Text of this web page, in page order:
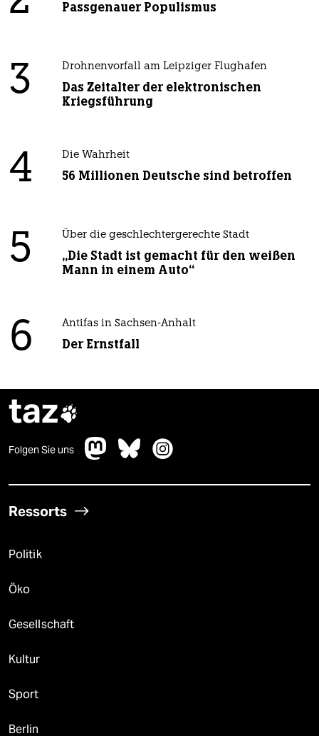
Passgenauer Populismus
3 Drohnenvorfall am Leipziger Flughafen
Das Zeitalter der elektronischen
Kriegsführung
4 Die Wahrheit
56 Millionen Deutsche sind betroffen
5 Über die geschlechtergerechte Stadt
„Die Stadt ist gemacht für den weißen
Mann in einem Auto“
6 Antifas in Sachsen-Anhalt
Der Ernstfall
taz
Folgen Sie uns
Ressorts
Politik
Öko
Gesellschaft
Kultur
Sport
Berlin